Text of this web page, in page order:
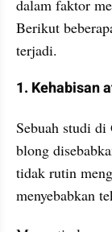
dalam faktor
Berikut
terjadi.
1. Kehabisan
Sebuah studi di
blong
tidak rutin
menyebabkan